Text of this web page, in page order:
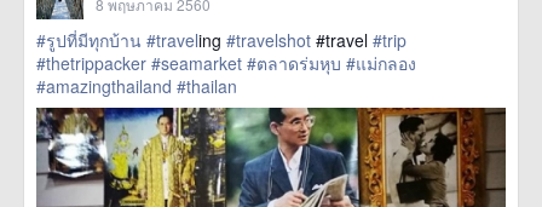
8 พฤษภาคม 2560
#รูปที่มีทุกบ้าน #traveling #travelshot #travel #trip
#thetrippacker #seamarket #ตลาดร่มหุบ #แม่กลอง
#amazingthailand #thailan
href=https://m.thetrippacker.com/th/image/location/204716>
more